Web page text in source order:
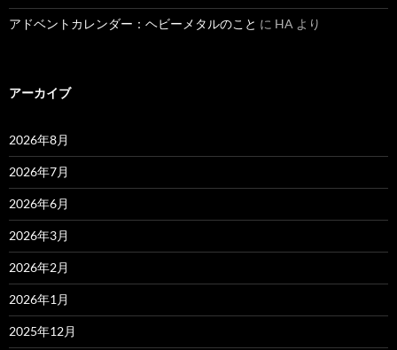
アドベントカレンダー：ヘビーメタルのこと に HA より
アーカイブ
2026年8月
2026年7月
2026年6月
2026年3月
2026年2月
2026年1月
2025年12月